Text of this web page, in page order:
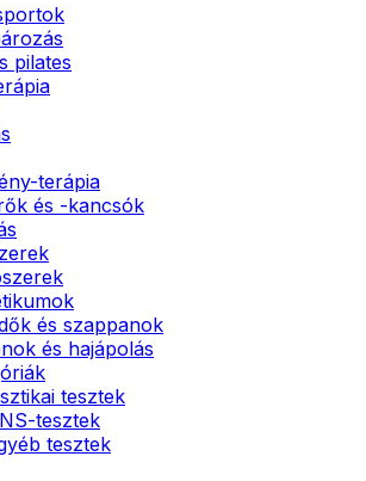
pilates
terápia
és -kancsók
és szappanok
és hajápolás
tesztek
tesztek
tesztek